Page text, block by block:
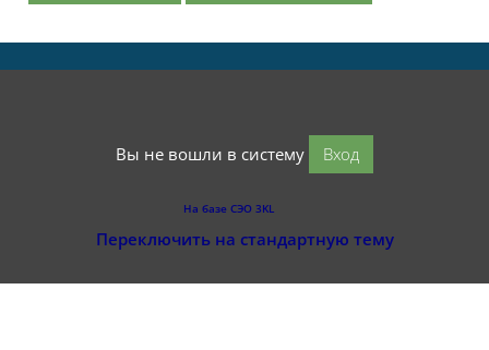
Вы не вошли в систему Вход
На базе СЭО 3KL
Переключить на стандартную тему